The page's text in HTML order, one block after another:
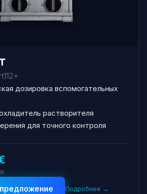
дозировка вспомогательных
растворителя
для точного контроля
Подробнее →